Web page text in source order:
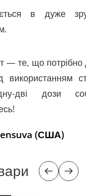
в дуже
— те, що потрібно
дві дози
(США)